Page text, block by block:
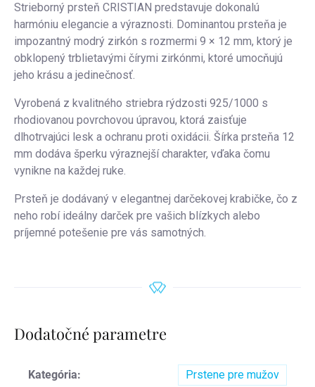
Strieborný prsteň CRISTIAN predstavuje dokonalú
harmóniu elegancie a výraznosti. Dominantou prsteňa je
impozantný modrý zirkón s rozmermi 9 × 12 mm, ktorý je
obklopený trblietavými čírymi zirkónmi, ktoré umocňujú
jeho krásu a jedinečnosť.
Vyrobená z kvalitného striebra rýdzosti 925/1000 s
rhodiovanou povrchovou úpravou, ktorá zaisťuje
dlhotrvajúci lesk a ochranu proti oxidácii. Šírka prsteňa 12
mm dodáva šperku výraznejší charakter, vďaka čomu
vynikne na každej ruke.
Prsteň je dodávaný v elegantnej darčekovej krabičke, čo z
neho robí ideálny darček pre vašich blízkych alebo
príjemné potešenie pre vás samotných.
Dodatočné parametre
Kategória: Prstene pre mužov